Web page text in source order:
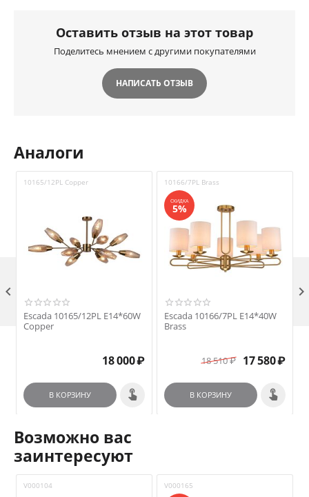
Оставить отзыв на этот товар
Поделитесь мнением с другими покупателями
НАПИСАТЬ ОТЗЫВ
Аналоги
10165/12PL Copper
Escada 10165/12PL E14*60W
Copper
18 000₽
В КОРЗИНУ
10166/7PL Brass
СКИДКА
5%
Escada 10166/7PL E14*40W
Brass
18 510₽ 17 580₽
В КОРЗИНУ
 
Возможно вас
заинтересуют
V000104 V000165